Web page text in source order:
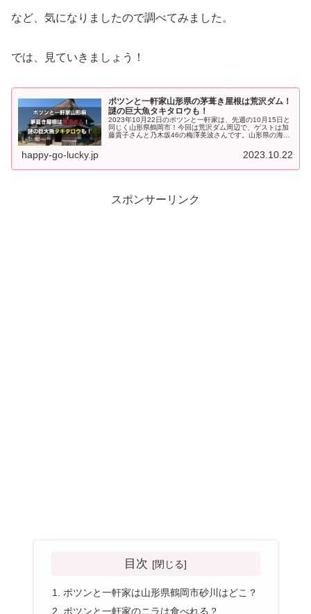
など、気になりましたので調べてみました。
では、見ていきましょう！
ポツンと一軒家山形県の茅葺き屋根は荒沢ダム！
謎の巨大魚タキタロウも！
2023年10月22日のポツンと一軒家は、先週の10月15日と
同じく山形県鶴岡市！今回は荒沢ダム周辺で、ゲストは加
藤貴子さんと乃木坂46の梅澤美波さんです。山形県の海近
happy-go-lucky.jp 2023.10.22
スポンサーリンク
目次
ポツンと一軒家は山形県鶴岡市砂川はどこ？
ポツンと一軒家のニラは食べれる？